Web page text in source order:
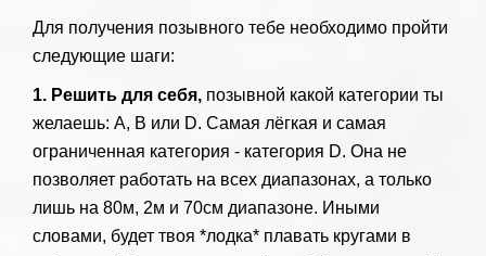
Для получения позывного тебе необходимо пройти
следующие шаги:
1. Решить для себя, позывной какой категории ты
желаешь: A, B или D. Самая лёгкая и самая
ограниченная категория - категория D. Она не
позволяет работать на всех диапазонах, а только
лишь на 80м, 2м и 70см диапазоне. Иными
словами, будет твоя *лодка* плавать кругами в